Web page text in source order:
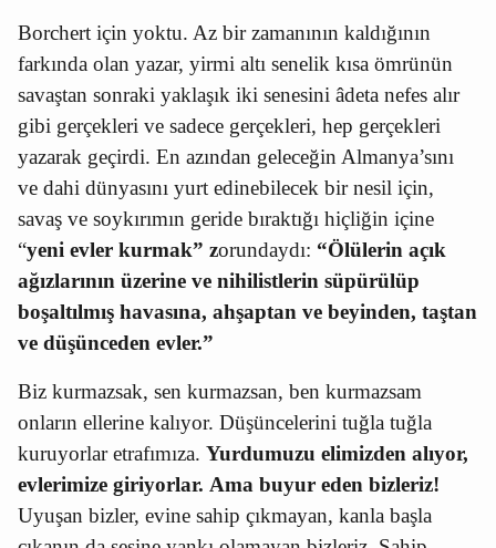
Borchert için yoktu. Az bir zamanının kaldığının
farkında olan yazar, yirmi altı senelik kısa ömrünün
savaştan sonraki yaklaşık iki senesini âdeta nefes alır
gibi gerçekleri ve sadece gerçekleri, hep gerçekleri
yazarak geçirdi. En azından geleceğin Almanya’sını
ve dahi dünyasını yurt edinebilecek bir nesil için,
savaş ve soykırımın geride bıraktığı hiçliğin içine
“yeni evler kurmak” zorundaydı: “Ölülerin açık
ağızlarının üzerine ve nihilistlerin süpürülüp
boşaltılmış havasına, ahşaptan ve beyinden, taştan
ve düşünceden evler.”
Biz kurmazsak, sen kurmazsan, ben kurmazsam
onların ellerine kalıyor. Düşüncelerini tuğla tuğla
kuruyorlar etrafımıza. Yurdumuzu elimizden alıyor,
evlerimize giriyorlar. Ama buyur eden bizleriz!
Uyuşan bizler, evine sahip çıkmayan, kanla başla